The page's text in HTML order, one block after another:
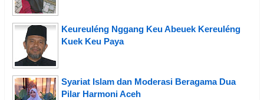
Keureuléng Nggang Keu Abeuek Kereuléng
Kuek Keu Paya
Syariat Islam dan Moderasi Beragama Dua
Pilar Harmoni Aceh